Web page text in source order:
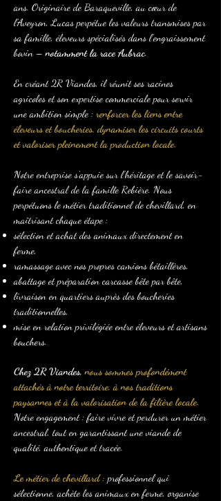
ans. Originaire de Baraqueville, au cœur de
l’Aveyron, Lucas perpétue les valeurs transmises par
sa famille, éleveurs spécialisés dans l’engraissement
bovin –notamment la race Aubrac.
En créant 2R Viandes, il réunit ses racines
agricoles et son expertise commerciale pour servir
une ambition simple : renforcer les liens entre
éleveurs et boucheries, dynamiser les circuits courts
et valoriser pleinement la production locale.
Notre entreprise s’appuie sur l’héritage et le savoir-
faire ancestral de la famille Rebière. Nous
perpétuons le métier traditionnel de chevillard, en
maîtrisant chaque étape :
sélection et achat des animaux directement en
ferme,
ramassage avec nos propres camions bétaillères,
abattage et préparation carcasse bête par bête,
livraison en quartiers auprès des boucheries
traditionnelles,
mise en relation privilégiée entre éleveurs et artisans
bouchers.
Chez 2R Viandes,nous sommes profondément
attachés à notre territoire, à nos traditions
paysannes et à la valorisation de la filière locale.
Notre engagement : faire vivre et perdurer un métier
ancestral, tout en garantissant une viande de
qualité, authentique et tracée.
Le métier de chevillard : professionnel qui
sélectionne, achète les animaux en ferme, organise